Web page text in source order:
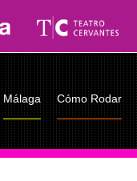
Málaga Cómo Rodar